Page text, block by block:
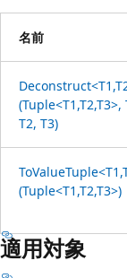
名前
(Tuple<T1,T2,T3>,
T2, T3)
(Tuple<T1,T2,T3>)
適用対象